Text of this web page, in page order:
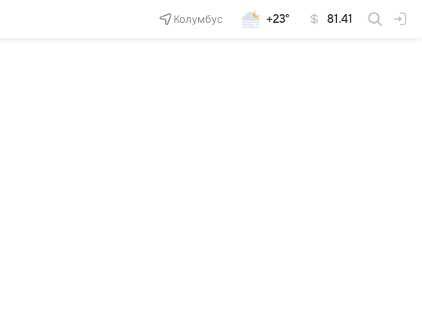
Колумбус +23° 81.41